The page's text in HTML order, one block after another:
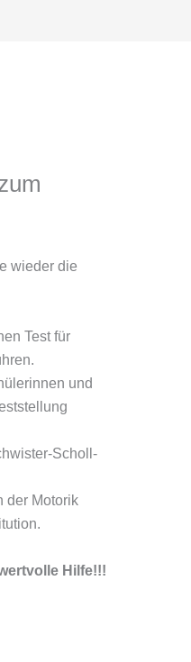
wieder die
Test für
und
Scholl-
der Motorik
Hilfe!!!